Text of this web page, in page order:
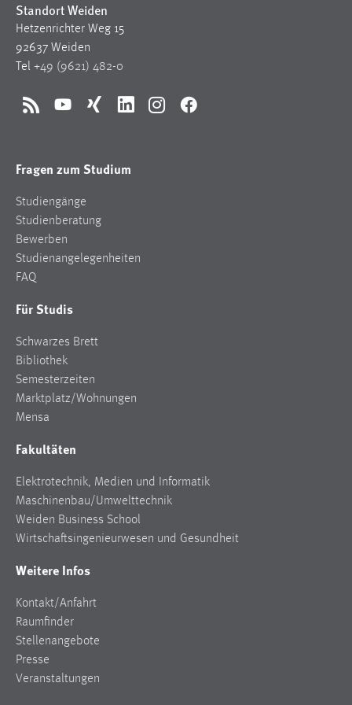
Standort Weiden
Hetzenrichter Weg 15
92637 Weiden
Tel +49 (9621) 482-0
RSS YouTubeXing LinkedInInstagramFacebook
Fragen zum Studium
Studiengänge
Studienberatung
Bewerben
Studienangelegenheiten
FAQ
Für Studis
Schwarzes Brett
Bibliothek
Semesterzeiten
Marktplatz/Wohnungen
Mensa
Fakultäten
Elektrotechnik, Medien und Informatik
Maschinenbau/Umwelttechnik
Weiden Business School
Wirtschaftsingenieurwesen und Gesundheit
Weitere Infos
Kontakt/Anfahrt
Raumfinder
Stellenangebote
Presse
Veranstaltungen
Zweck:
Dieser Cookie ist notwendig um sich an der Website
einloggen zu können.
Cookie Laufzeit:
STATISTIK
Diese Informationen helfen uns zu verstehen, wie
unsere Besucher unsere Website nutzen.
Matomo
_pk_ref, _pk_cvar, _pk_id, _pk_ses
Zweck:
Cookie Laufzeit:
Max. 13 Monate
Marketing Cookies werden von Drittanbietern
verwendet, um personalisierte Werbung anzuzeigen.
Sie tun dies, indem sie Besucher über Websites
hinweg verfolgen.
Google Ads
Name:
_gcl_au
Google Ireland Limited